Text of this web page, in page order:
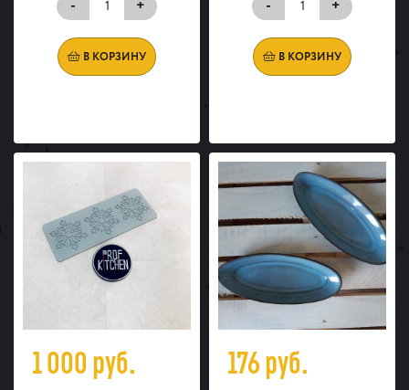
-
+
В КОРЗИНУ
-
+
В КОРЗИНУ
1 000руб. 176руб.